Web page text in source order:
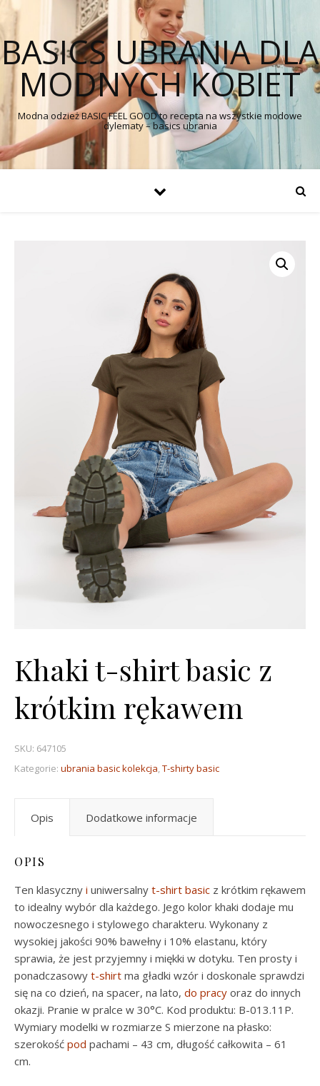
BASICS UBRANIA DLA
MODNYCH KOBIET
Modna odzież BASIC FEEL GOOD to recepta na wszystkie modowe
dylematy – basics ubrania
Khaki t-shirt basic z
krótkim rękawem
SKU: 647105
Kategorie: ubrania basic kolekcja,T-shirty basic
Opis Dodatkowe informacje
OPIS
Ten klasyczny i uniwersalny t-shirt basic z krótkim rękawem
to idealny wybór dla każdego. Jego kolor khaki dodaje mu
nowoczesnego i stylowego charakteru. Wykonany z
wysokiej jakości 90% bawełny i 10% elastanu, który
sprawia, że jest przyjemny i miękki w dotyku. Ten prosty i
ponadczasowy t-shirt ma gładki wzór i doskonale sprawdzi
się na co dzień, na spacer, na lato, do pracy oraz do innych
okazji. Pranie w pralce w 30°C. Kod produktu: B-013.11P.
Wymiary modelki w rozmiarze S mierzone na płasko:
szerokość pod pachami – 43 cm, długość całkowita – 61
cm.